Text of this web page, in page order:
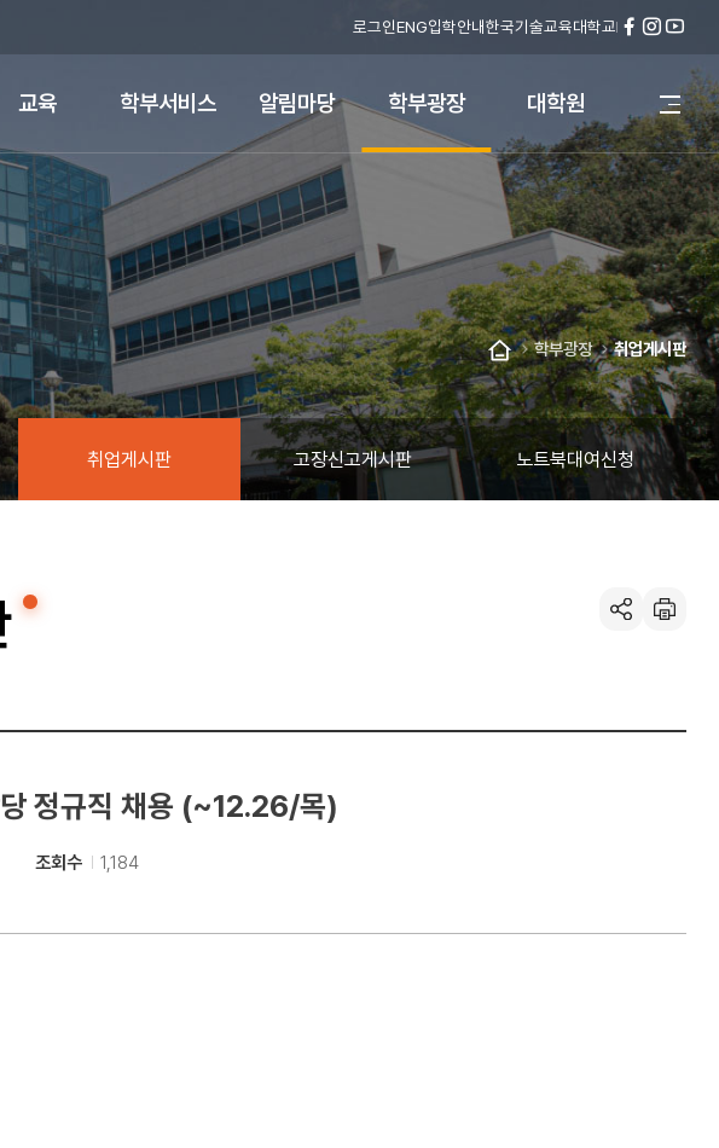
로그인ENG입학안내한국기술교육대학교
북 그
램
브
교육 학부서비스 알림마당 학부광장 대학원
전
체
메
뉴
열
기
홈
학부광장 취업게시판
취업게시판 고장신고게시판 노트북대여신청
공유하기
인
정규직 채용 (~12.26/목)
조회수 1,184